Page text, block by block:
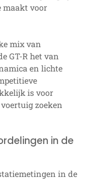
maakt voor
mix van
GT-R het van
en lichte
is voor
zoeken
in de
in de